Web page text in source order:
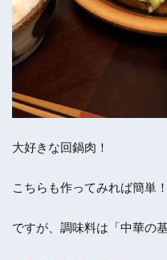
大好きな回鍋肉！
こちらも作ってみれば簡単！
ですが、調味料は「中華の